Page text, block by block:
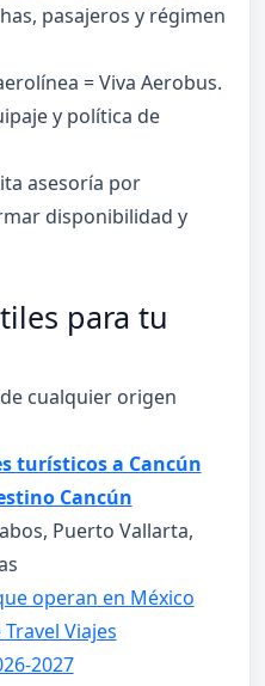
pasajeros y régimen
= Viva Aerobus.
y política de
asesoría por
disponibilidad y
para tu
cualquier origen
turísticos a Cancún
Cancún
Puerto Vallarta,
operan en México
Viajes
2027